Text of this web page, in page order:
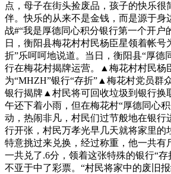
点，母子在街头捡废品，孩子的快乐很
伴。快乐的从来不是金钱，而是源于身
战#“我是厚德同心积分银行第一个开户
日，衡阳县梅花村村民杨臣星领着帐号
折”乐呵呵地说道。当日，衡阳县“厚德
行在梅花村揭牌运营。▲梅花村村民杨
为“MHZH”银行“存折”▲梅花村党员群
银行揭牌▲村民将可回收垃圾到银行换
午还下着小雨，但在梅花村“厚德同心
动，热闹非凡，村民们过节般地在银行
行开张，村民万孝光早几天就将家里的
特意挑过来兑换，经过称重，他一共有
一共兑了.6分，领着这张特殊的银行“
不亚于中了彩票。“村民将家中的废旧